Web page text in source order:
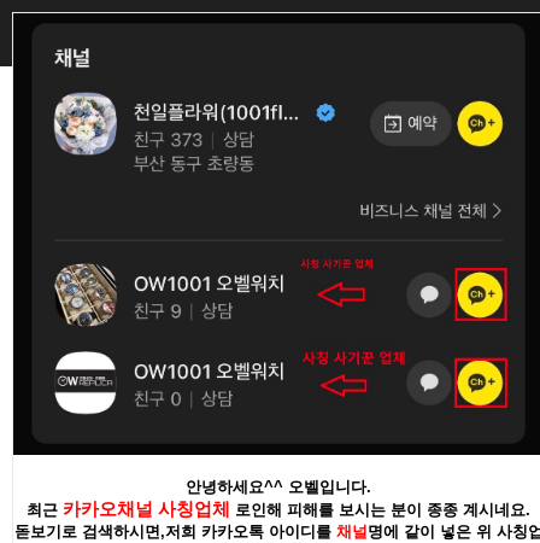
안녕하세요^^ 오벨입니다.
최근 카카오채널 사칭업체 로인해 피해를 보시는 분이 종종 계시네요.
돋보기로 검색하시면,저희 카카오톡 아이디를 채널명에 같이 넣은 위 사칭
최신상품
미등록 상품 주문
상품코드 : 1665812986
1,000원
(특가) VSF 파네라이 시
상품코드 :
520,000원
(특가) AR공장 롤렉스 데
가지컬러)
상품코드 : 1635964802